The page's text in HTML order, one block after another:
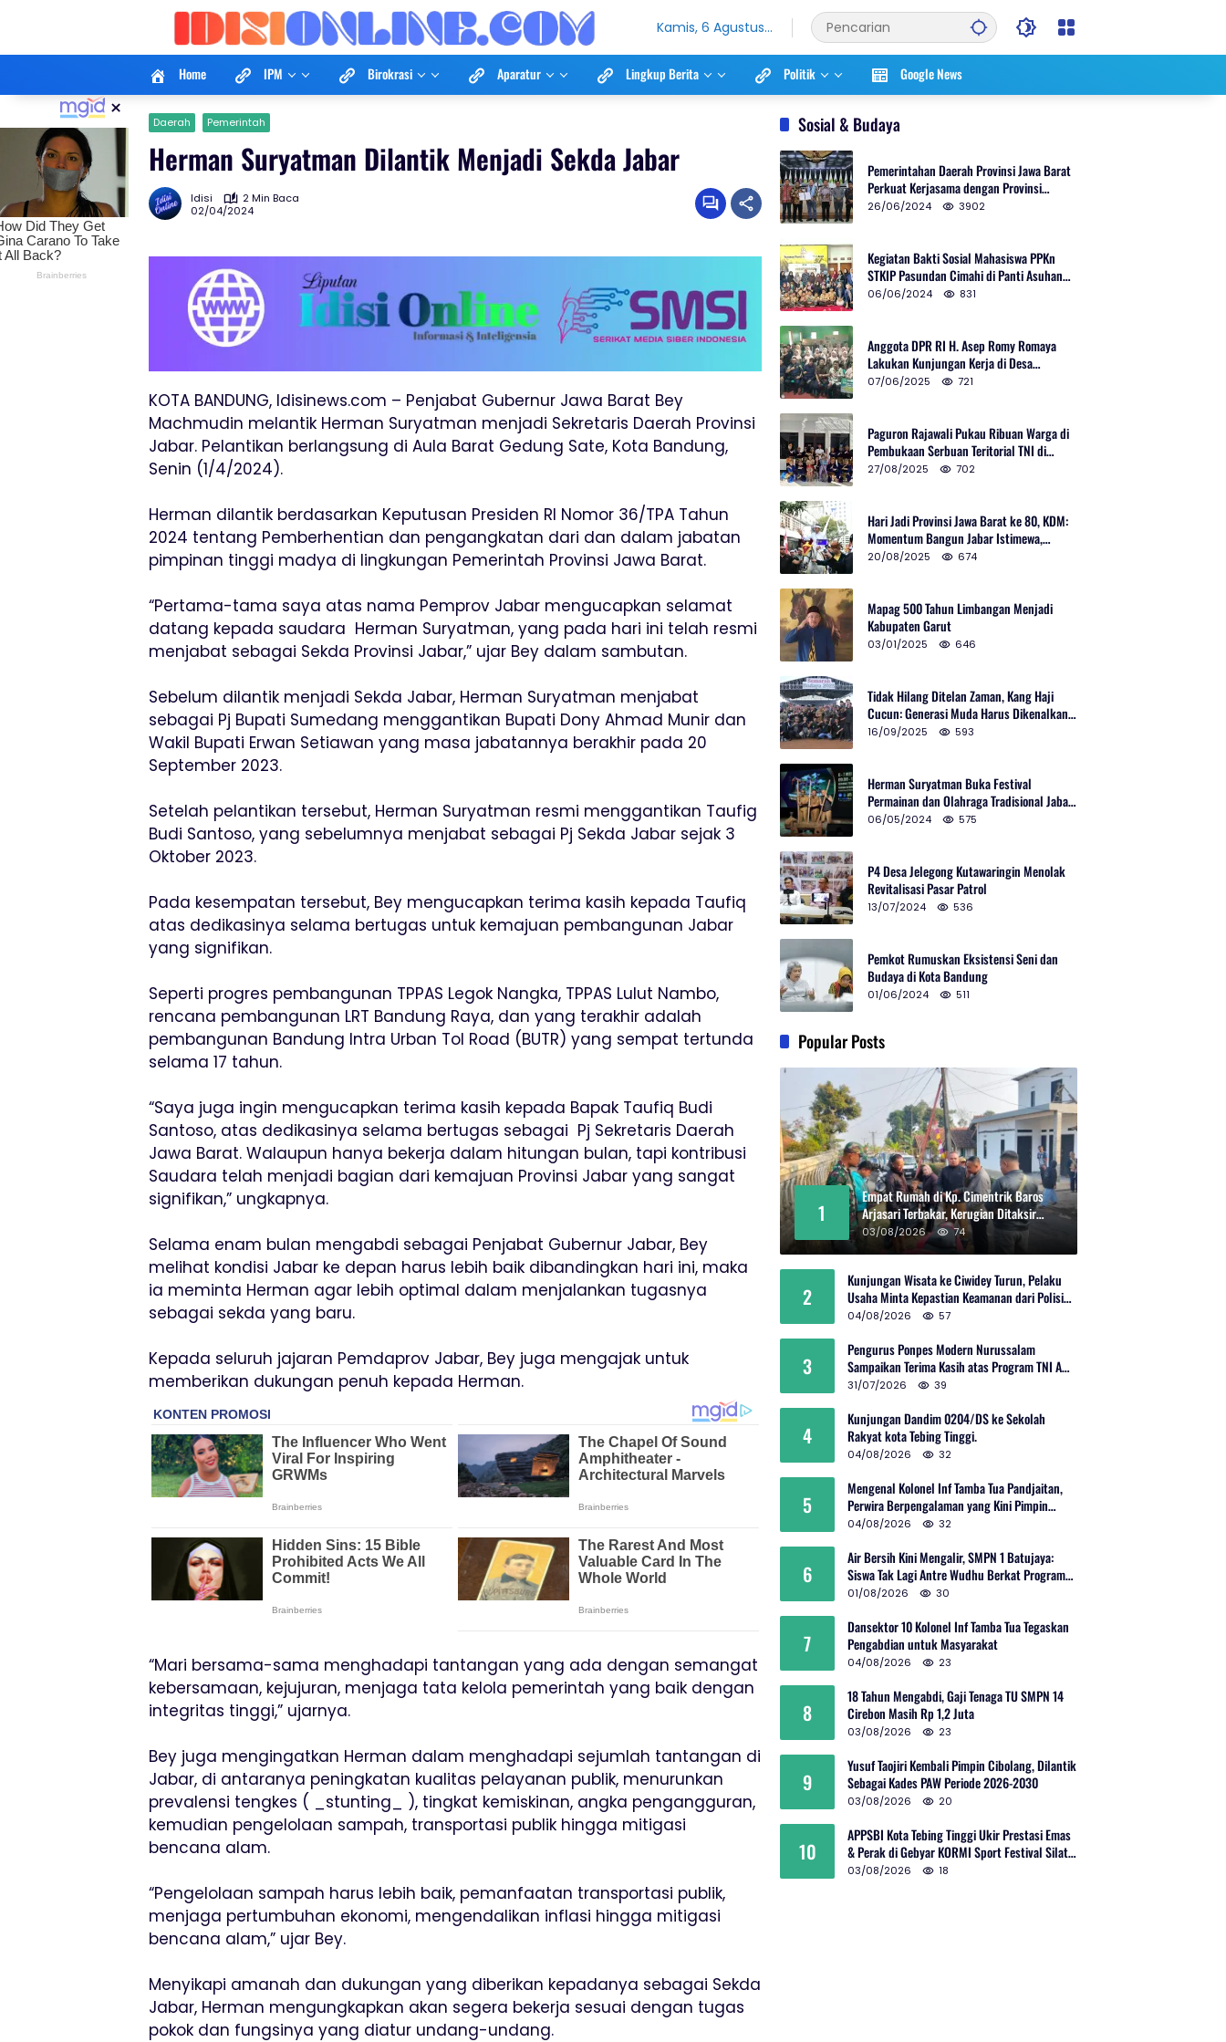
Kamis, 6 Agustus
Home IPM Birokrasi Aparatur Lingkup Berita Politik Google News
× Daerah Pemerintah
Herman Suryatman Dilantik Menjadi Sekda Jabar
Idisi
2 Min Baca
02/04/2024
KOTA BANDUNG, Idisinews.com – Penjabat Gubernur Jawa Barat Bey
Machmudin melantik Herman Suryatman menjadi Sekretaris Daerah Provinsi
Jabar. Pelantikan berlangsung di Aula Barat Gedung Sate, Kota Bandung,
Senin (1/4/2024).
Herman dilantik berdasarkan Keputusan Presiden RI Nomor 36/TPA Tahun
2024 tentang Pemberhentian dan pengangkatan dari dan dalam jabatan
pimpinan tinggi madya di lingkungan Pemerintah Provinsi Jawa Barat.
“Pertama-tama saya atas nama Pemprov Jabar mengucapkan selamat
datang kepada saudara Herman Suryatman, yang pada hari ini telah resmi
menjabat sebagai Sekda Provinsi Jabar,” ujar Bey dalam sambutan.
Sebelum dilantik menjadi Sekda Jabar, Herman Suryatman menjabat
sebagai Pj Bupati Sumedang menggantikan Bupati Dony Ahmad Munir dan
Wakil Bupati Erwan Setiawan yang masa jabatannya berakhir pada 20
September 2023.
Setelah pelantikan tersebut, Herman Suryatman resmi menggantikan Taufig
Budi Santoso, yang sebelumnya menjabat sebagai Pj Sekda Jabar sejak 3
Oktober 2023.
Pada kesempatan tersebut, Bey mengucapkan terima kasih kepada Taufiq
atas dedikasinya selama bertugas untuk kemajuan pembangunan Jabar
yang signifikan.
Seperti progres pembangunan TPPAS Legok Nangka, TPPAS Lulut Nambo,
rencana pembangunan LRT Bandung Raya, dan yang terakhir adalah
pembangunan Bandung Intra Urban Tol Road (BUTR) yang sempat tertunda
selama 17 tahun.
“Saya juga ingin mengucapkan terima kasih kepada Bapak Taufiq Budi
Santoso, atas dedikasinya selama bertugas sebagai Pj Sekretaris Daerah
Jawa Barat. Walaupun hanya bekerja dalam hitungan bulan, tapi kontribusi
Saudara telah menjadi bagian dari kemajuan Provinsi Jabar yang sangat
signifikan,” ungkapnya.
Selama enam bulan mengabdi sebagai Penjabat Gubernur Jabar, Bey
melihat kondisi Jabar ke depan harus lebih baik dibandingkan hari ini, maka
ia meminta Herman agar lebih optimal dalam menjalankan tugasnya
sebagai sekda yang baru.
Kepada seluruh jajaran Pemdaprov Jabar, Bey juga mengajak untuk
memberikan dukungan penuh kepada Herman.
“Mari bersama-sama menghadapi tantangan yang ada dengan semangat
kebersamaan, kejujuran, menjaga tata kelola pemerintah yang baik dengan
integritas tinggi,” ujarnya.
Bey juga mengingatkan Herman dalam menghadapi sejumlah tantangan di
Jabar, di antaranya peningkatan kualitas pelayanan publik, menurunkan
prevalensi tengkes ( _stunting_ ), tingkat kemiskinan, angka pengangguran,
kemudian pengelolaan sampah, transportasi publik hingga mitigasi
bencana alam.
“Pengelolaan sampah harus lebih baik, pemanfaatan transportasi publik,
menjaga pertumbuhan ekonomi, mengendalikan inflasi hingga mitigasi
bencana alam,” ujar Bey.
Menyikapi amanah dan dukungan yang diberikan kepadanya sebagai Sekda
Jabar, Herman mengungkapkan akan segera bekerja sesuai dengan tugas
pokok dan fungsinya yang diatur undang-undang.
Sosial & Budaya
Pemerintahan Daerah Provinsi Jawa Barat
Perkuat Kerjasama dengan Provinsi
Chungcheongnam Do Korea Selatan
26/06/2024 3902
Kegiatan Bakti Sosial Mahasiswa PPKn
STKIP Pasundan Cimahi di Panti Asuhan
Ulul Azmi Kota Cimahi
06/06/2024 831
Anggota DPR RI H. Asep Romy Romaya
Lakukan Kunjungan Kerja di Desa
Patrolsari
07/06/2025 721
Paguron Rajawali Pukau Ribuan Warga di
Pembukaan Serbuan Teritorial TNI di
Cibatu
27/08/2025 702
Hari Jadi Provinsi Jawa Barat ke 80, KDM:
Momentum Bangun Jabar Istimewa,
Lembur di Urus Kota Ditata
20/08/2025 674
Mapag 500 Tahun Limbangan Menjadi
Kabupaten Garut
03/01/2025 646
Tidak Hilang Ditelan Zaman, Kang Haji
Cucun: Generasi Muda Harus Dikenalkan
Pencak Silat
16/09/2025 593
Herman Suryatman Buka Festival
Permainan dan Olahraga Tradisional Jabar
2024 di Gedung Teater Tertutup
06/05/2024 575
P4 Desa Jelegong Kutawaringin Menolak
Revitalisasi Pasar Patrol
13/07/2024 536
Pemkot Rumuskan Eksistensi Seni dan
Budaya di Kota Bandung
01/06/2024 511
Popular Posts
1
Empat Rumah di Kp. Cimentrik Baros
Arjasari Terbakar, Kerugian Ditaksir
Rp600 Juta
03/08/2026 74
2
Kunjungan Wisata ke Ciwidey Turun, Pelaku
Usaha Minta Kepastian Keamanan dari Polisi
dan Pemprov Jabar
04/08/2026 57
3
Pengurus Ponpes Modern Nurussalam
Sampaikan Terima Kasih atas Program TNI AD
Manunggal Air
31/07/2026 39
4
Kunjungan Dandim 0204/DS ke Sekolah
Rakyat kota Tebing Tinggi.
04/08/2026 32
5
Mengenal Kolonel Inf Tamba Tua Pandjaitan,
Perwira Berpengalaman yang Kini Pimpin
Sektor 10 Citarum Harum
04/08/2026 32
6
Air Bersih Kini Mengalir, SMPN 1 Batujaya:
Siswa Tak Lagi Antre Wudhu Berkat Program
TNI AD
01/08/2026 30
7
Dansektor 10 Kolonel Inf Tamba Tua Tegaskan
Pengabdian untuk Masyarakat
04/08/2026 23
8
18 Tahun Mengabdi, Gaji Tenaga TU SMPN 14
Cirebon Masih Rp 1,2 Juta
03/08/2026 23
9
Yusuf Taojiri Kembali Pimpin Cibolang, Dilantik
Sebagai Kades PAW Periode 2026-2030
03/08/2026 20
10
APPSBI Kota Tebing Tinggi Ukir Prestasi Emas
& Perak di Gebyar KORMI Sport Festival Silat
Budaya Sumut
03/08/2026 18